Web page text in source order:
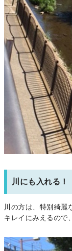
川にも入れる！
川の方は、特別綺麗
キレイにみえるので